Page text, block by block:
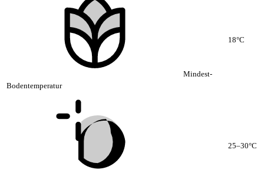
Mindest-
Bodentemperatur
18°C
25–30°C